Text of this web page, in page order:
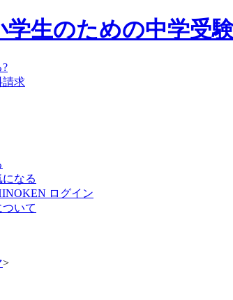
学生のための中学受
請求
なる
ログイン
いて
>